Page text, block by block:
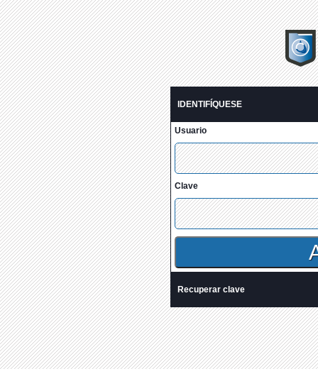
IDENTIFÍQUESE
Usuario
Clave
Recuperar clave